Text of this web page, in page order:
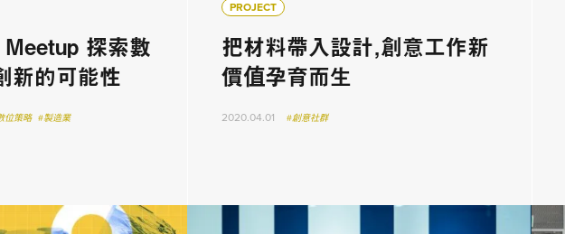
探索數
新的可能性
位策略 #製造業
PROJECT
把材料帶入設計，創意工作新
價值孕育而生
2020.04.01 #創意社群